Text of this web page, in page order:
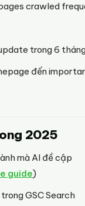
crawled
trong 6
đến
2025
mà AI đề cập
guide)
GSC Search